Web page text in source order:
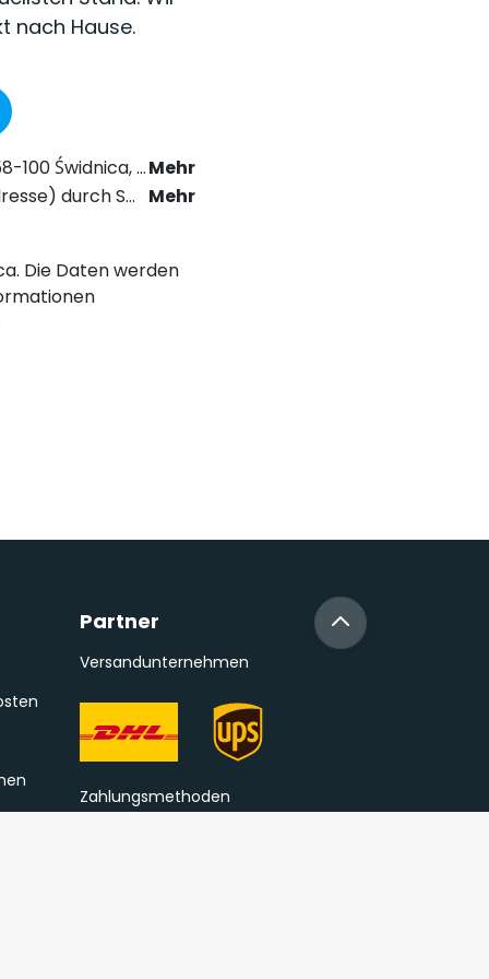
nach Hause.
der elektronischen Kommunikation zu erhalten.
Mehr
a) der Datenschutz-Grundverordnung (DSGVO).
Mehr
Die Daten werden
Partner
Versandunternehmen
Zahlungsmethoden